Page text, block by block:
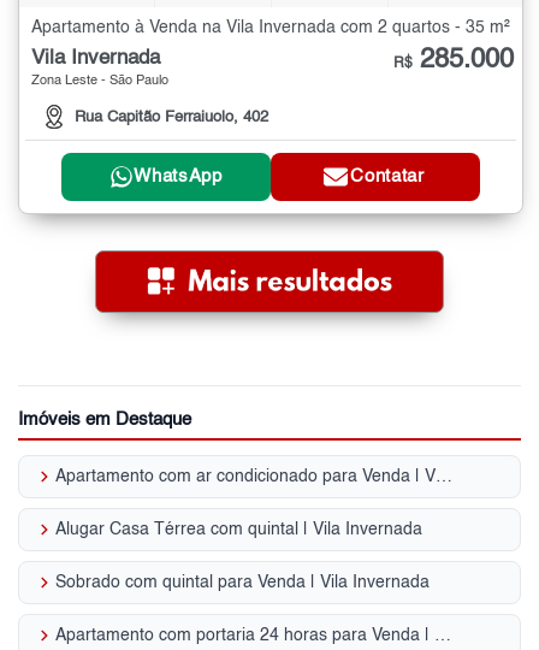
Apartamento à Venda na Vila Invernada com 2 quartos - 35 m²
Vila Invernada
Zona Leste - São Paulo
Rua Capitão Ferraiuolo, 402
R$ 285.000
WhatsApp Contatar
Imóveis em Destaque
keyboard_arrow_right Apartamento com ar condicionado para Venda | Vila Invernada
keyboard_arrow_right Alugar Casa Térrea com quintal | Vila Invernada
keyboard_arrow_right Sobrado com quintal para Venda | Vila Invernada
keyboard_arrow_right Apartamento com portaria 24 horas para Venda | Vila Invernada